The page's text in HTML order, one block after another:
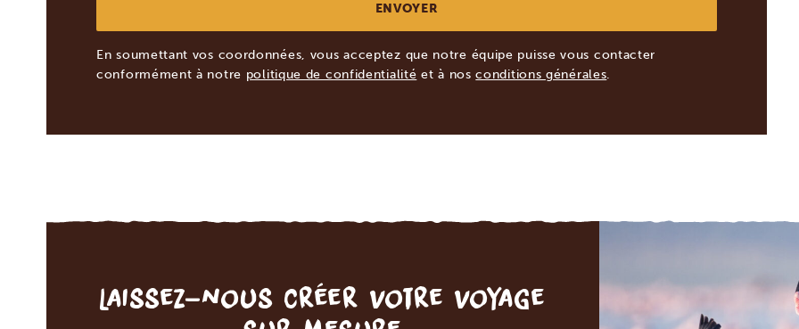
En soumettant vos coordonnées, vous acceptez que notre équipe puisse vous contacter
conformément à notre politique de confidentialité et à nosconditions générales.
Laissez-nous créer votre voyage